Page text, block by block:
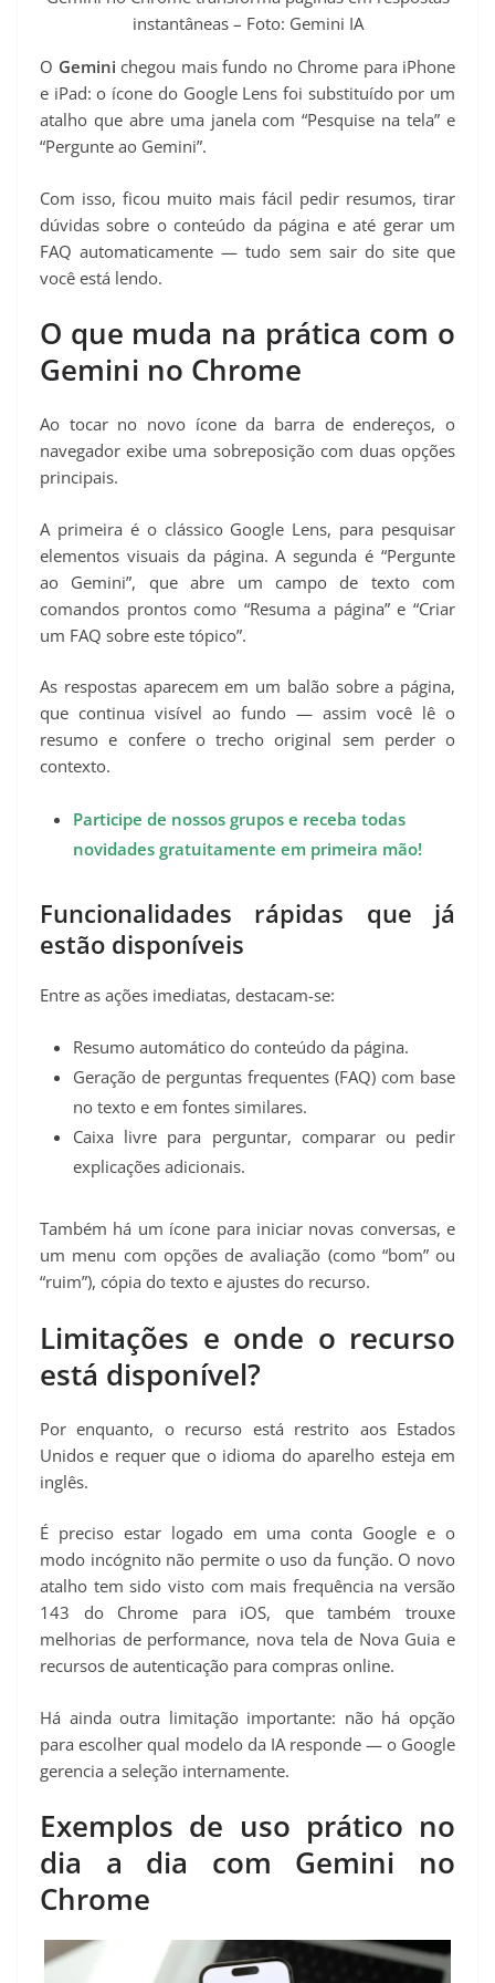
t
instantâneas – Foto: Gemini IA
O Gemini chegou mais fundo no Chrome para iPhone
e iPad: o ícone do Google Lens foi substituído por um
atalho que abre uma janela com “Pesquise na tela” e
“Pergunte ao Gemini”.
Com isso, ficou muito mais fácil pedir resumos, tirar
dúvidas sobre o conteúdo da página e até gerar um
FAQ automaticamente — tudo sem sair do site que
você está lendo.
O que muda na prática com o
Gemini no Chrome
Ao tocar no novo ícone da barra de endereços, o
navegador exibe uma sobreposição com duas opções
principais.
A primeira é o clássico Google Lens, para pesquisar
elementos visuais da página. A segunda é “Pergunte
ao Gemini”, que abre um campo de texto com
comandos prontos como “Resuma a página” e “Criar
um FAQ sobre este tópico”.
As respostas aparecem em um balão sobre a página,
que continua visível ao fundo — assim você lê o
resumo e confere o trecho original sem perder o
contexto.
Participe de nossos grupos e receba todas
novidades gratuitamente em primeira mão!
Funcionalidades rápidas que já
estão disponíveis
Entre as ações imediatas, destacam-se:
Resumo automático do conteúdo da página.
Geração de perguntas frequentes (FAQ) com base
no texto e em fontes similares.
Caixa livre para perguntar, comparar ou pedir
explicações adicionais.
Também há um ícone para iniciar novas conversas, e
um menu com opções de avaliação (como “bom” ou
“ruim”), cópia do texto e ajustes do recurso.
Limitações e onde o recurso
está disponível?
Por enquanto, o recurso está restrito aos Estados
Unidos e requer que o idioma do aparelho esteja em
inglês.
É preciso estar logado em uma conta Google e o
modo incógnito não permite o uso da função. O novo
atalho tem sido visto com mais frequência na versão
143 do Chrome para iOS, que também trouxe
melhorias de performance, nova tela de Nova Guia e
recursos de autenticação para compras online.
Há ainda outra limitação importante: não há opção
para escolher qual modelo da IA responde — o Google
gerencia a seleção internamente.
Exemplos de uso prático no
dia a dia com Gemini no
Chrome